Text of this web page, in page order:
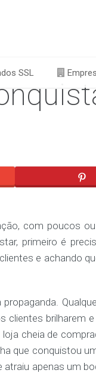
SSL
com poucos
primeiro é
e achando
clientes brilharem
cheia de
que conquistou
atraiu apenas um